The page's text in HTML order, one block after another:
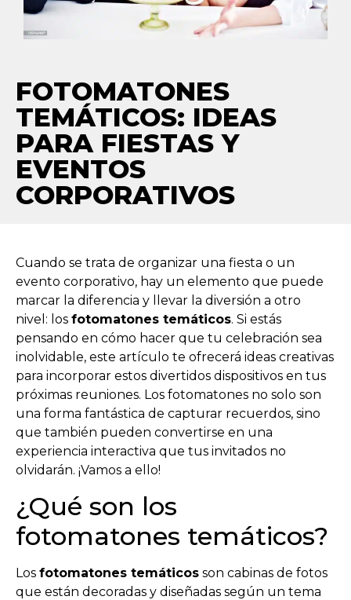
FOTOMATONES
TEMÁTICOS: IDEAS
PARA FIESTAS Y
EVENTOS
CORPORATIVOS
Cuando se trata de organizar una fiesta o un
evento corporativo, hay un elemento que puede
marcar la diferencia y llevar la diversión a otro
nivel: los fotomatones temáticos. Si estás
pensando en cómo hacer que tu celebración sea
inolvidable, este artículo te ofrecerá ideas creativas
para incorporar estos divertidos dispositivos en tus
próximas reuniones. Los fotomatones no solo son
una forma fantástica de capturar recuerdos, sino
que también pueden convertirse en una
experiencia interactiva que tus invitados no
olvidarán. ¡Vamos a ello!
¿Qué son los
fotomatones temáticos?
Los fotomatones temáticos son cabinas de fotos
que están decoradas y diseñadas según un tema